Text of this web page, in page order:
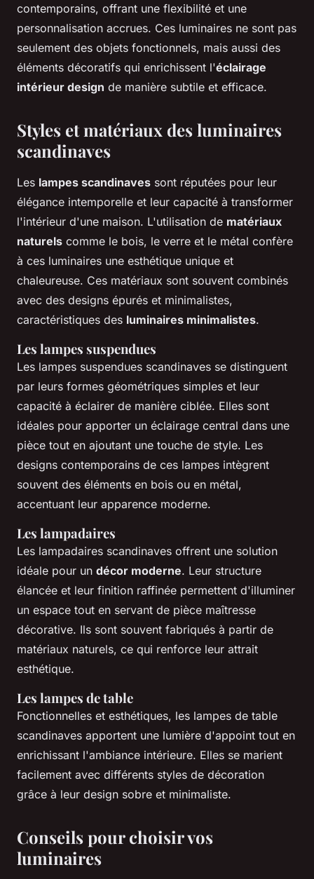
contemporains, offrant une flexibilité et une
personnalisation accrues. Ces luminaires ne sont pas
seulement des objets fonctionnels, mais aussi des
éléments décoratifs qui enrichissent l'éclairage
intérieur design de manière subtile et efficace.
Styles et matériaux des luminaires
scandinaves
Les lampes scandinaves sont réputées pour leur
élégance intemporelle et leur capacité à transformer
l'intérieur d'une maison. L'utilisation de matériaux
naturels comme le bois, le verre et le métal confère
à ces luminaires une esthétique unique et
chaleureuse. Ces matériaux sont souvent combinés
avec des designs épurés et minimalistes,
caractéristiques des luminaires minimalistes.
Les lampes suspendues
Les lampes suspendues scandinaves se distinguent
par leurs formes géométriques simples et leur
capacité à éclairer de manière ciblée. Elles sont
idéales pour apporter un éclairage central dans une
pièce tout en ajoutant une touche de style. Les
designs contemporains de ces lampes intègrent
souvent des éléments en bois ou en métal,
accentuant leur apparence moderne.
Les lampadaires
Les lampadaires scandinaves offrent une solution
idéale pour un décor moderne. Leur structure
élancée et leur finition raffinée permettent d'illuminer
un espace tout en servant de pièce maîtresse
décorative. Ils sont souvent fabriqués à partir de
matériaux naturels, ce qui renforce leur attrait
esthétique.
Les lampes de table
Fonctionnelles et esthétiques, les lampes de table
scandinaves apportent une lumière d'appoint tout en
enrichissant l'ambiance intérieure. Elles se marient
facilement avec différents styles de décoration
grâce à leur design sobre et minimaliste.
Conseils pour choisir vos
luminaires